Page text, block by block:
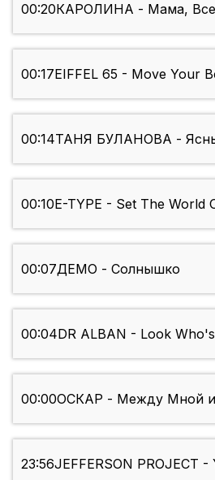
00:20КАРОЛИНА - Мама,
00:17EIFFEL 65 - Move Your
00:14ТАНЯ БУЛАНОВА -
00:10E-TYPE - Set The World
00:07ДЕМО - Солнышко
00:04DR ALBAN - Look
00:00ОСКАР - Между Мной и
23:56JEFFERSON PROJECT -